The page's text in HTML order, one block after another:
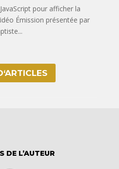
pour afficher la
Émission présentée par
DE L’AUTEUR